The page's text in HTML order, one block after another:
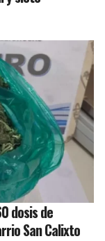
dosis de
San Calixto